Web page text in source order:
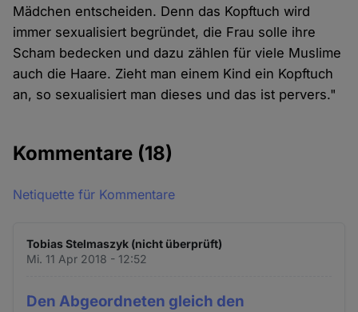
Mädchen entscheiden. Denn das Kopftuch wird
immer sexualisiert begründet, die Frau solle ihre
Scham bedecken und dazu zählen für viele Muslime
auch die Haare. Zieht man einem Kind ein Kopftuch
an, so sexualisiert man dieses und das ist pervers."
Kommentare (18)
Netiquette für Kommentare
Tobias Stelmaszyk (nicht überprüft)
Mi. 11 Apr 2018 - 12:52
Den Abgeordneten gleich den